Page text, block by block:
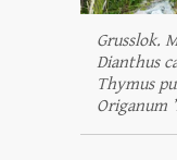
Grusslok.
Dianthus
Thymus
Origanum